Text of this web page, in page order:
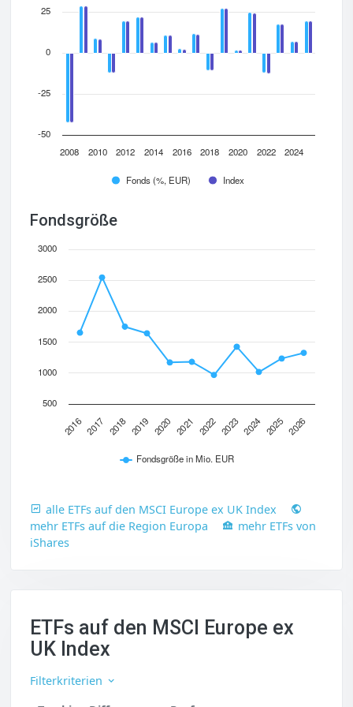
Fonds (%, EUR) Index
2008 2010 2012 2014 2016 2018 2020 2022 2024
-50
-25
0
25
Fondsgröße
Fondsgröße in Mio. EUR
2016 2017 2018 2019 2020 2021 2022 2023 2024 2025 2026
500
1000
1500
2000
2500
3000
alle ETFs auf den MSCI Europe ex UK Index
mehr ETFs auf die Region Europa
mehr ETFs von
iShares
ETFs auf den MSCI Europe ex
UK Index
Filterkriterien